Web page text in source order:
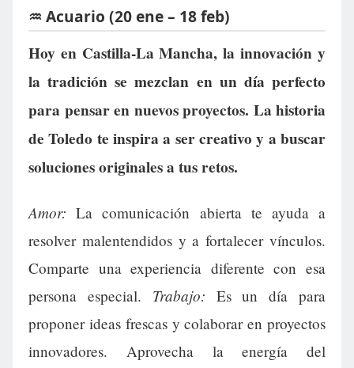
♒ Acuario (20 ene – 18 feb)
Hoy en Castilla-La Mancha, la innovación y
la tradición se mezclan en un día perfecto
para pensar en nuevos proyectos. La historia
de Toledo te inspira a ser creativo y a buscar
soluciones originales a tus retos.
Amor: La comunicación abierta te ayuda a
resolver malentendidos y a fortalecer vínculos.
Comparte una experiencia diferente con esa
persona especial. Trabajo: Es un día para
proponer ideas frescas y colaborar en proyectos
innovadores. Aprovecha la energía del